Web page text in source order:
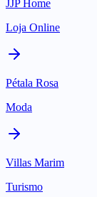
JJP Home
Loja Online
Pétala Rosa
Moda
Villas Marim
Turismo